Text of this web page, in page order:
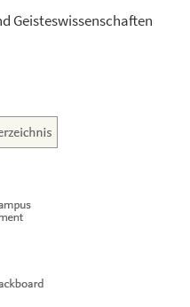
Geisteswissenschaften